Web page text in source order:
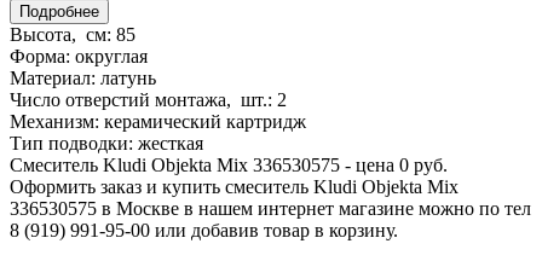
Подробнее
Высота, см: 85
Форма: округлая
Материал: латунь
Число отверстий монтажа, шт.: 2
Механизм: керамический картридж
Тип подводки: жесткая
Смеситель Kludi Objekta Mix 336530575 - цена 0 руб.
Оформить заказ и купить смеситель Kludi Objekta Mix
336530575 в Москве в нашем интернет магазине можно по тел
8 (919) 991-95-00 или добавив товар в корзину.